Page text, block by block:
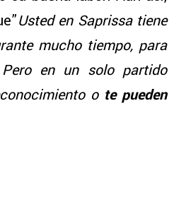
Usted en Saprissa tiene
mucho tiempo, para
en un solo partido
o te pueden